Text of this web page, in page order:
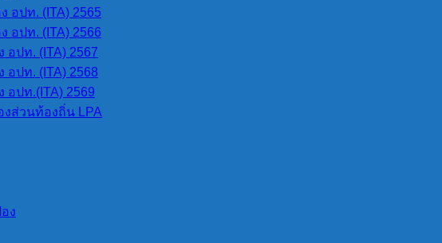
อปท. (ITA) 2565
อปท. (ITA) 2566
ปท. (ITA) 2567
ปท. (ITA) 2568
ปท.(ITA) 2569
ส่วนท้องถิ่น LPA
ง
ะกาศผลผู้ชนะ […]
การขยะอันตรายในพื้นที่จังหวัดแม่ฮ่องสอน ประจำปี
รจัดการขยะอ […]